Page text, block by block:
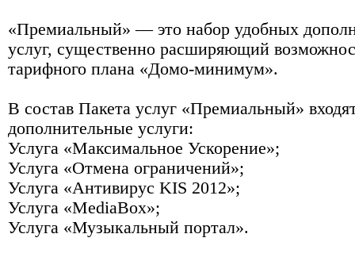
«Премиальный» — это набор удобных
услуг, существенно расширяющий
тарифного плана «Домо-минимум».
В состав Пакета услуг «Премиальный»
дополнительные услуги:
Услуга «Максимальное Ускорение»;
Услуга «Отмена ограничений»;
Услуга «Антивирус KIS 2012»;
Услуга «MediaBox»;
Услуга «Музыкальный портал».